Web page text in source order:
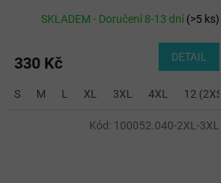
SKLADEM - Doručení 8-13 dní(>5 ks)
330 Kč DETAIL
S M L XL 3XL 4XL 12 (2XS)
Kód: 100052.040-2XL-3XL